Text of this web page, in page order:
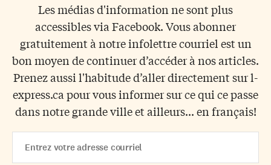
Les médias d'information ne sont plus
accessibles via Facebook. Vous abonner
gratuitement à notre infolettre courriel est un
bon moyen de continuer d’accéder à nos articles.
Prenez aussi l'habitude d’aller directement sur l-
express.ca pour vous informer sur ce qui ce passe
dans notre grande ville et ailleurs... en français!
Address